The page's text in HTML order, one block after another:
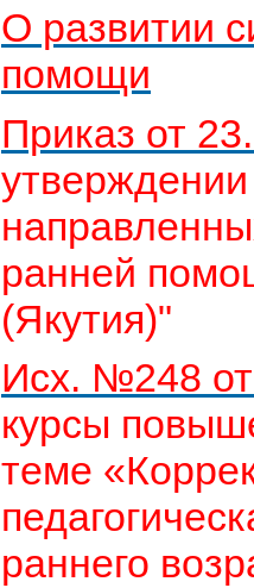
О развитии
помощи
Приказ от
ранней
(Якутия)"
Исх. №248
курсы
теме
раннего